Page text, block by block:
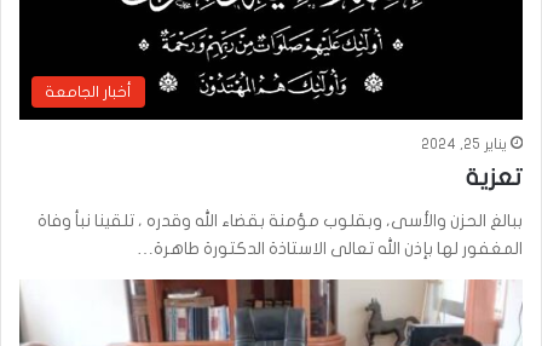
أخبار الجامعة
يناير 25, 2024
تعزية
ببالغ الحزن والأسى، وبقلوب مؤمنة بقضاء الله وقدره ، تلقينا نبأ وفاة
المغفور لها بإذن الله تعالى الاستاذة الدكتورة طاهرة…